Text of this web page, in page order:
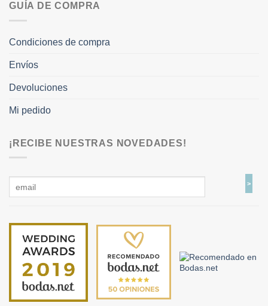
GUÍA DE COMPRA
Condiciones de compra
Envíos
Devoluciones
Mi pedido
¡RECIBE NUESTRAS NOVEDADES!